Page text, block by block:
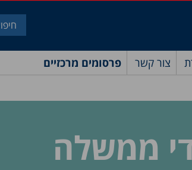
צור קשר פרסומים מרכזיים
ממשלה